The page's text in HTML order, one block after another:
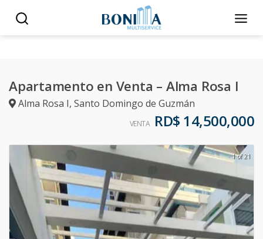
Apartamento en Venta – Alma Rosa I
Alma Rosa I, Santo Domingo de Guzmán
VENTA RD$ 14,500,000
1 of 21